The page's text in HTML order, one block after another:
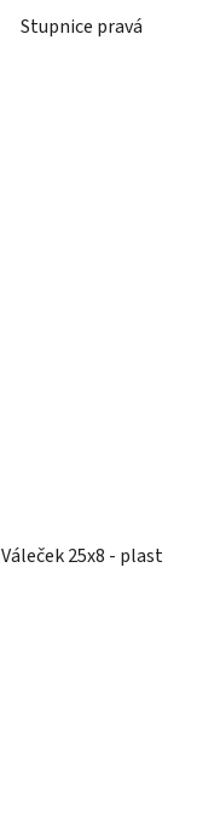
Stupnice pravá
Váleček 25x8 - plast